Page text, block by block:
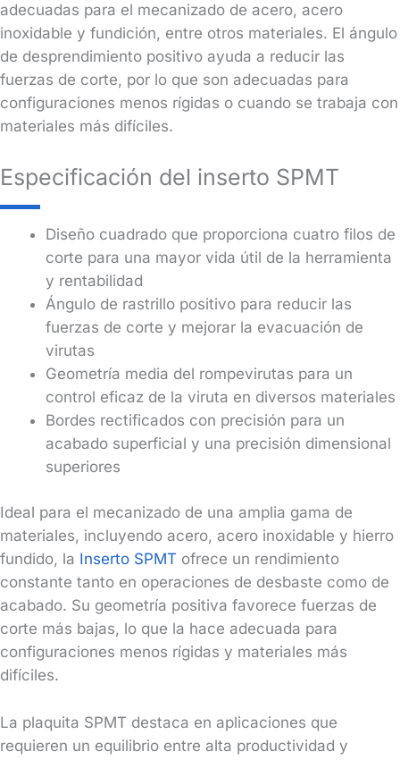
adecuadas para el mecanizado de acero, acero
inoxidable y fundición, entre otros materiales. El ángulo
de desprendimiento positivo ayuda a reducir las
fuerzas de corte, por lo que son adecuadas para
configuraciones menos rígidas o cuando se trabaja con
materiales más difíciles.
Especificación del inserto SPMT
Diseño cuadrado que proporciona cuatro filos de
corte para una mayor vida útil de la herramienta
y rentabilidad
Ángulo de rastrillo positivo para reducir las
fuerzas de corte y mejorar la evacuación de
virutas
Geometría media del rompevirutas para un
control eficaz de la viruta en diversos materiales
Bordes rectificados con precisión para un
acabado superficial y una precisión dimensional
superiores
Ideal para el mecanizado de una amplia gama de
materiales, incluyendo acero, acero inoxidable y hierro
fundido, la Inserto SPMT ofrece un rendimiento
constante tanto en operaciones de desbaste como de
acabado. Su geometría positiva favorece fuerzas de
corte más bajas, lo que la hace adecuada para
configuraciones menos rígidas y materiales más
difíciles.
La plaquita SPMT destaca en aplicaciones que
requieren un equilibrio entre alta productividad y